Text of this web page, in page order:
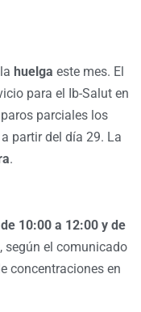
huelga este mes. El
para el Ib-Salut en
parciales los
partir del día 29. La
.
de 10:00 a 12:00 y de
según el comunicado
concentraciones en